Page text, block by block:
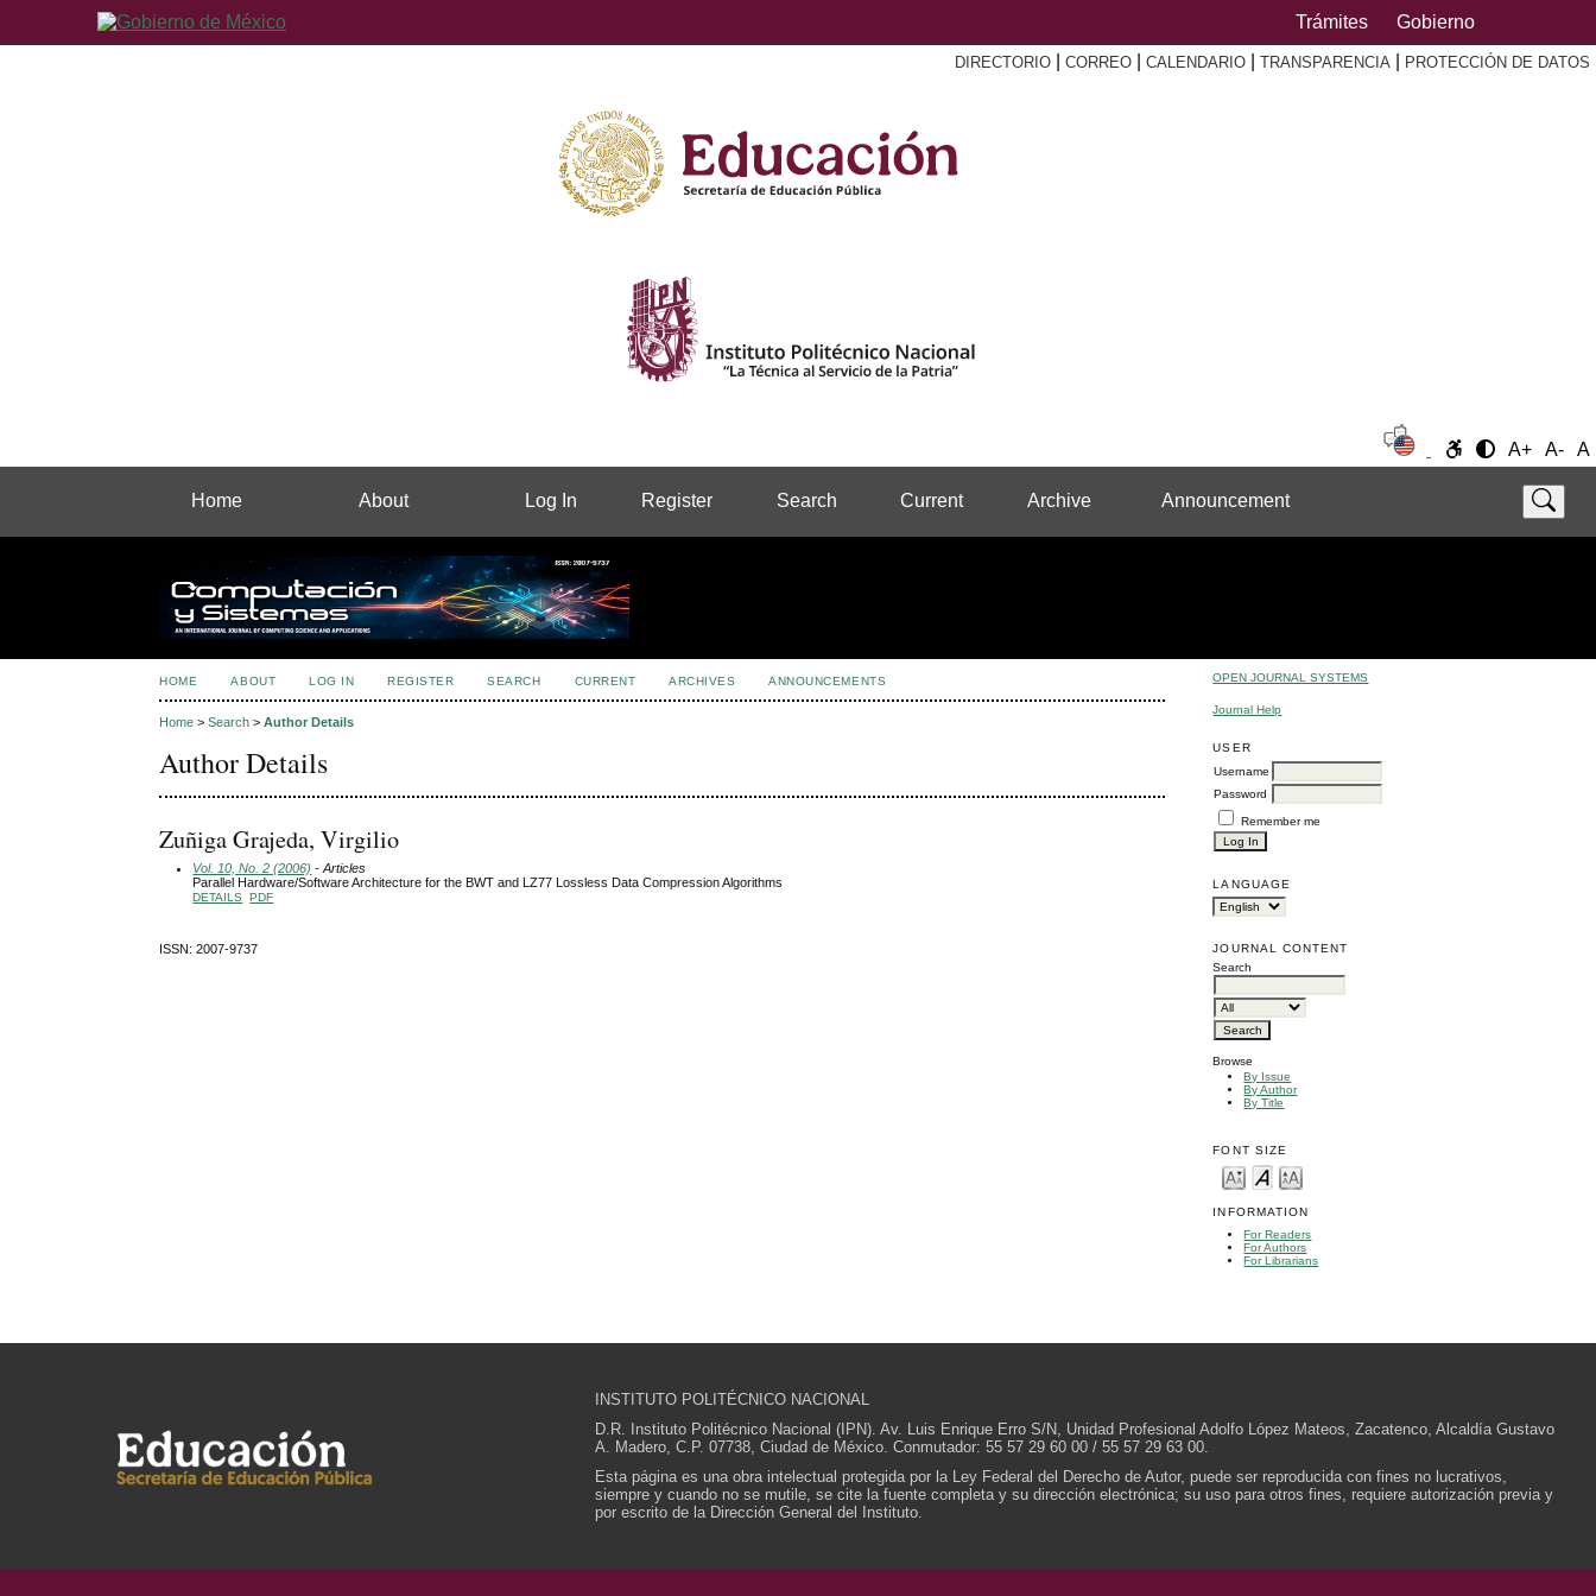
Trámites Gobierno
DIRECTORIO CORREO CALENDARIO TRANSPARENCIA PROTECCIÓN DE DATOS
A+ A- A
Home About Log In Register Search Current Archive Announcement
OPEN JOURNAL SYSTEMS
Journal Help
USER
Username
Password
Remember me
LANGUAGE
JOURNAL CONTENT
Search
Browse
By Issue
By Author
By Title
FONT SIZE
INFORMATION
For Readers
For Authors
For Librarians
HOME ABOUT LOG IN REGISTER SEARCH CURRENT ARCHIVES ANNOUNCEMENTS
Home >Search >Author Details
Author Details
Zuñiga Grajeda, Virgilio
Vol. 10, No. 2 (2006) - Articles
Parallel Hardware/Software Architecture for the BWT and LZ77 Lossless Data Compression Algorithms
DETAILS PDF
ISSN: 2007-9737
INSTITUTO POLITÉCNICO NACIONAL
D.R. Instituto Politécnico Nacional (IPN). Av. Luis Enrique Erro S/N, Unidad Profesional Adolfo López Mateos, Zacatenco, Alcaldía Gustavo
A. Madero, C.P. 07738, Ciudad de México. Conmutador: 55 57 29 60 00 / 55 57 29 63 00.
Esta página es una obra intelectual protegida por la Ley Federal del Derecho de Autor, puede ser reproducida con fines no lucrativos,
siempre y cuando no se mutile, se cite la fuente completa y su dirección electrónica; su uso para otros fines, requiere autorización previa y
por escrito de la Dirección General del Instituto.